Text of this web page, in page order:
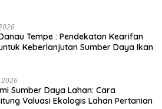
Tempe : Pendekatan Kearifan
Keberlanjutan Sumber Daya Ikan
Sumber Daya Lahan: Cara
Valuasi Ekologis Lahan Pertanian